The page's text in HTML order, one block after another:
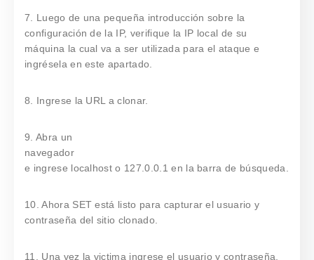
7. Luego de una pequeña introducción sobre la
configuración de la IP, verifique la IP local de su
máquina la cual va a ser utilizada para el ataque e
ingrésela en este apartado.
8. Ingrese la URL a clonar.
9. Abra un
navegador
e ingrese localhost o 127.0.0.1 en la barra de búsqueda.
10. Ahora SET está listo para capturar el usuario y
contraseña del sitio clonado.
11. Una vez la victima ingrese el usuario y contraseña,